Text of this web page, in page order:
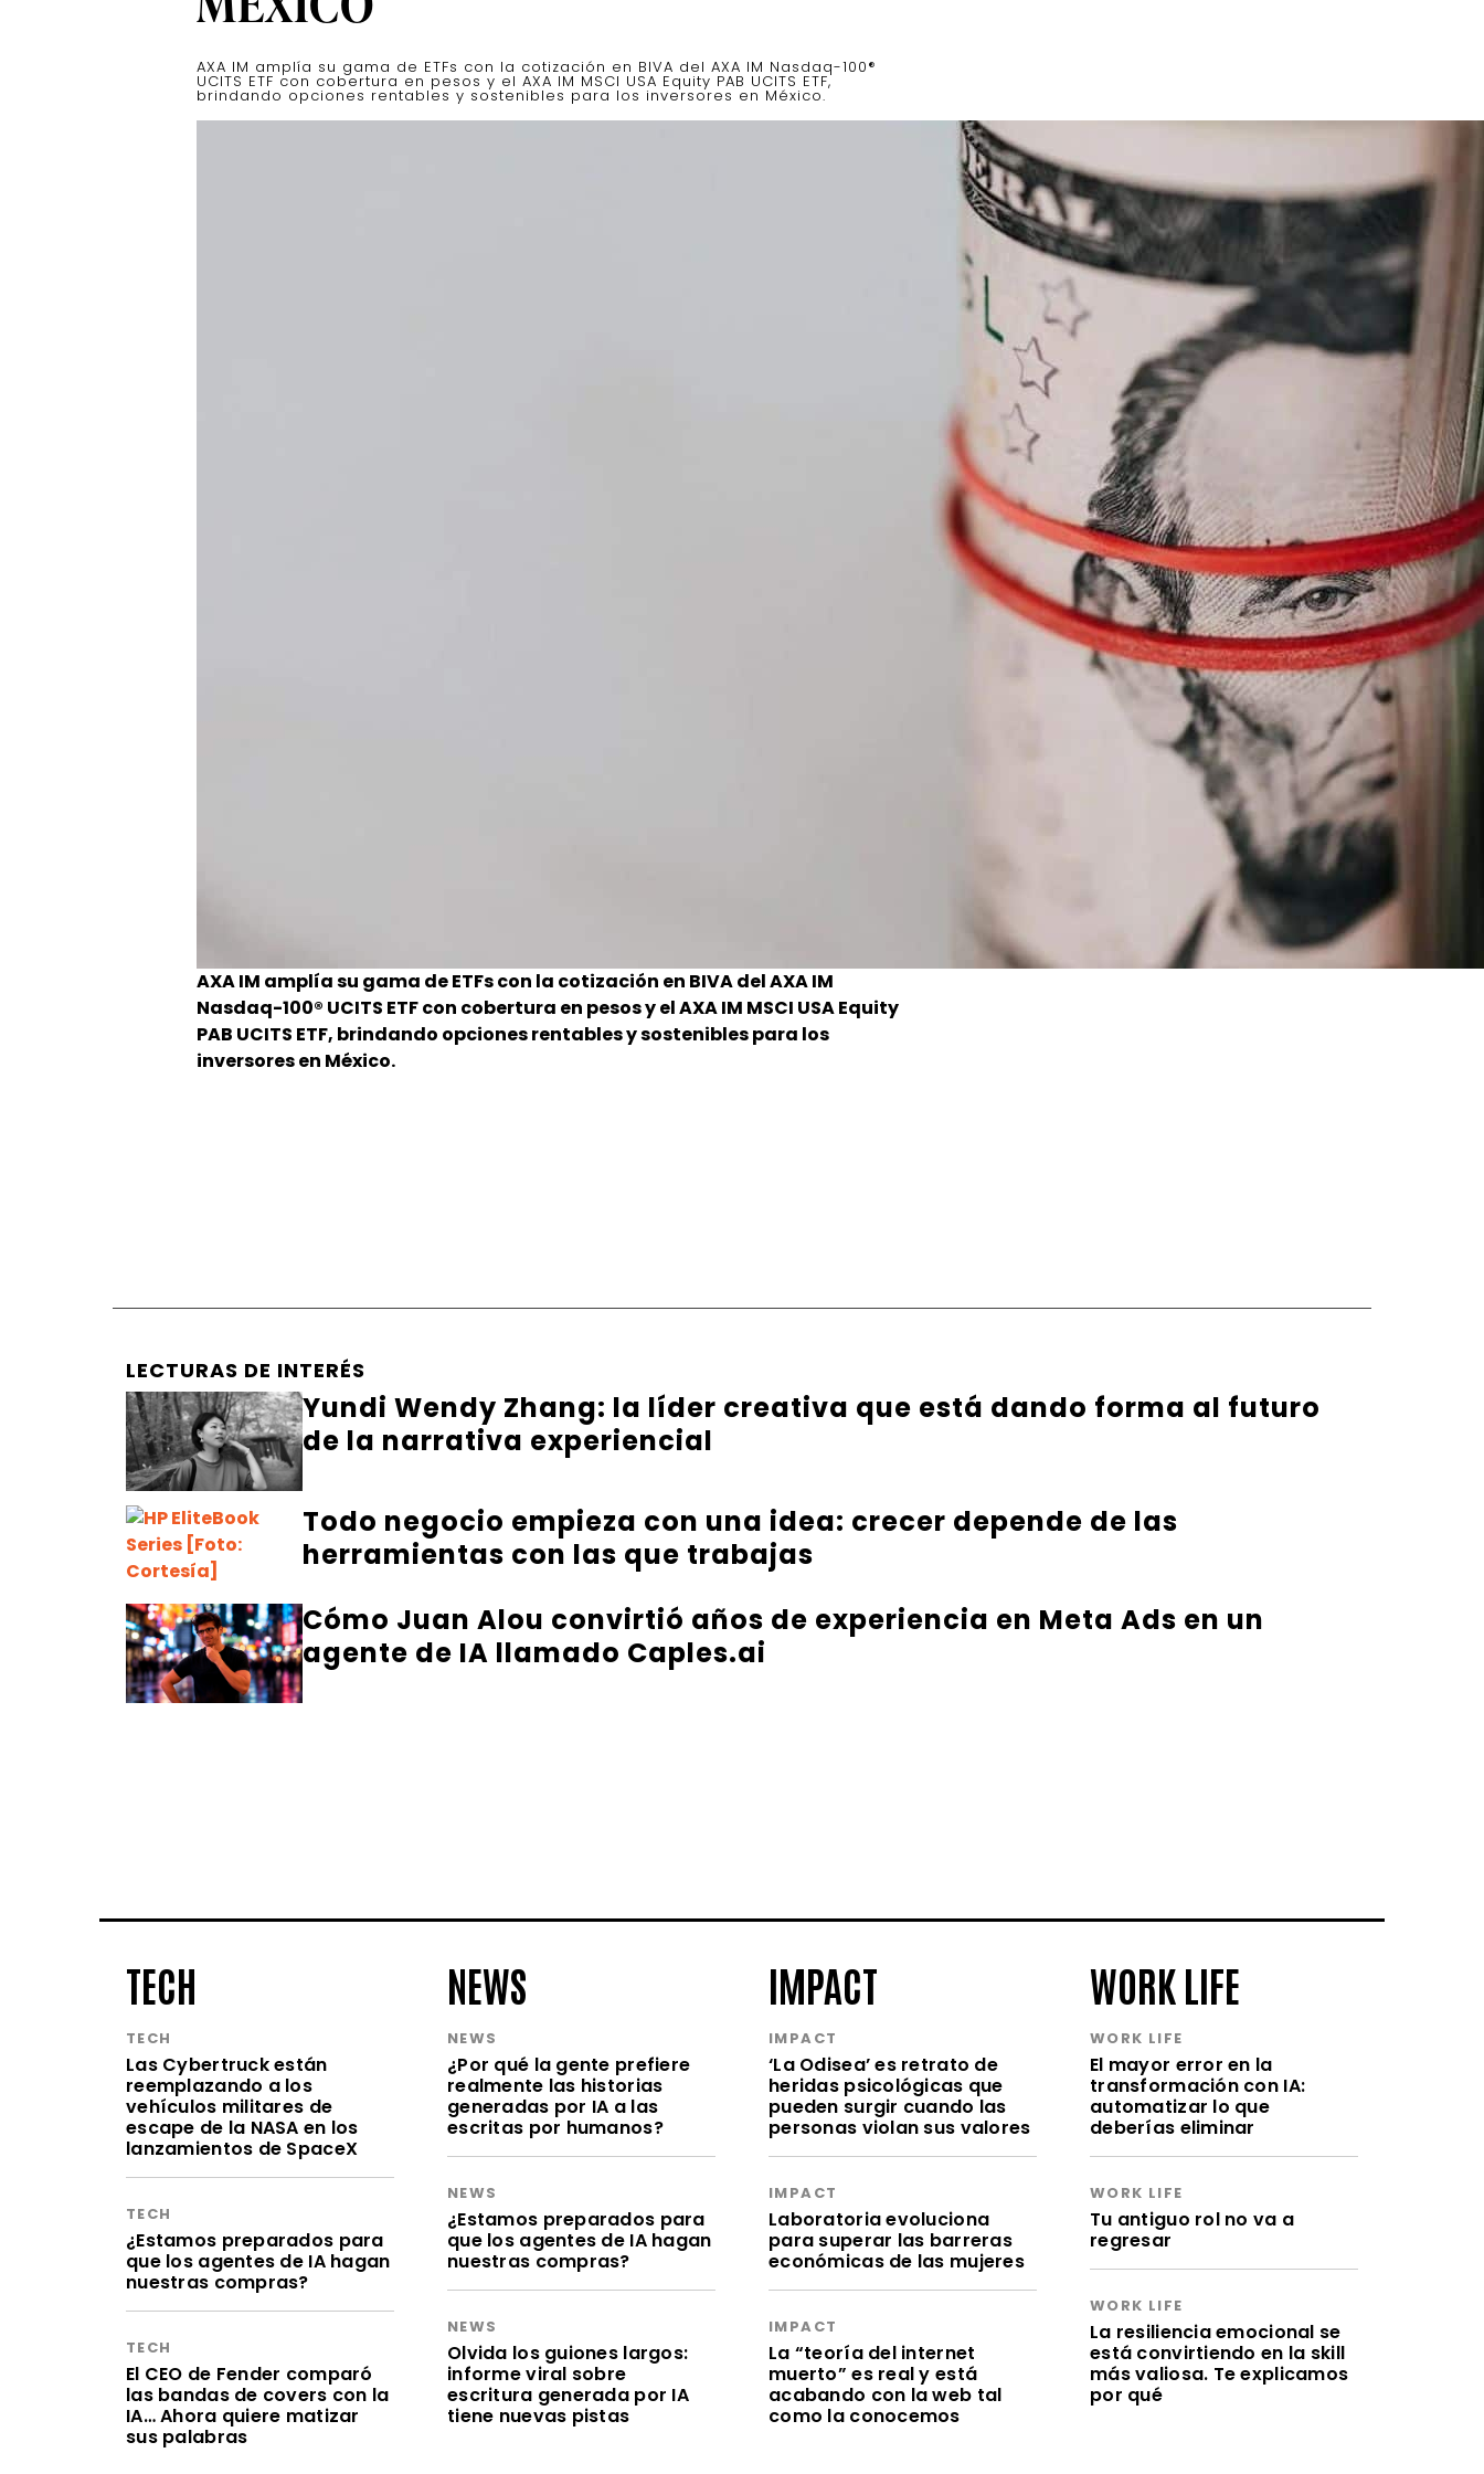
AXA IM amplía su gama de ETFs con la cotización en BIVA del AXA IM Nasdaq-100®
UCITS ETF con cobertura en pesos y el AXA IM MSCI USA Equity PAB UCITS ETF,
brindando opciones rentables y sostenibles para los inversores en México.
AXA IM amplía su gama de ETFs con la cotización en BIVA del AXA IM
Nasdaq-100® UCITS ETF con cobertura en pesos y el AXA IM MSCI USA Equity
PAB UCITS ETF, brindando opciones rentables y sostenibles para los
inversores en México.
LECTURAS DE INTERÉS
Yundi Wendy Zhang: la líder creativa que está dando forma al futuro
de la narrativa experiencial
Todo negocio empieza con una idea: crecer depende de las
herramientas con las que trabajas
Cómo Juan Alou convirtió años de experiencia en Meta Ads en un
agente de IA llamado Caples.ai
TECH
TECH
Las Cybertruck están
reemplazando a los
vehículos militares de
escape de la NASA en los
lanzamientos de SpaceX
TECH
¿Estamos preparados para
que los agentes de IA hagan
nuestras compras?
TECH
El CEO de Fender comparó
las bandas de covers con la
IA… Ahora quiere matizar
sus palabras
NEWS
NEWS
¿Por qué la gente prefiere
realmente las historias
generadas por IA a las
escritas por humanos?
NEWS
¿Estamos preparados para
que los agentes de IA hagan
nuestras compras?
NEWS
Olvida los guiones largos:
informe viral sobre
escritura generada por IA
tiene nuevas pistas
IMPACT
IMPACT
‘La Odisea’ es retrato de
heridas psicológicas que
pueden surgir cuando las
personas violan sus valores
IMPACT
Laboratoria evoluciona
para superar las barreras
económicas de las mujeres
IMPACT
La “teoría del internet
muerto” es real y está
acabando con la web tal
como la conocemos
WORK LIFE
WORK LIFE
El mayor error en la
transformación con IA:
automatizar lo que
deberías eliminar
WORK LIFE
Tu antiguo rol no va a
regresar
WORK LIFE
La resiliencia emocional se
está convirtiendo en la skill
más valiosa. Te explicamos
por qué